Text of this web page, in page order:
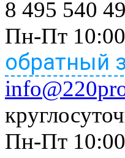
8 495 540
Пн-Пт
обратный
Пн-Пт